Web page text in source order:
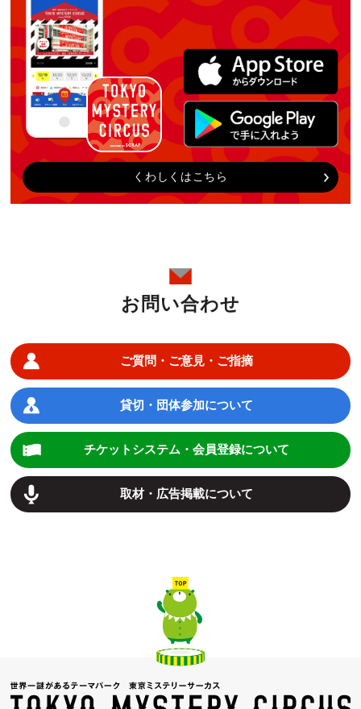
くわしくはこちら
お問い合わせ
ご質問・ご意見・ご指摘
貸切・団体参加について
チケットシステム・会員登録について
取材・広告掲載について